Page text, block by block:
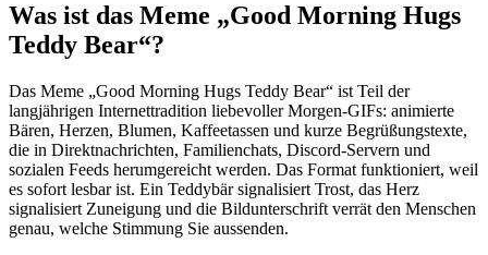
Was ist das Meme „Good Morning Hugs
Teddy Bear“?
Das Meme „Good Morning Hugs Teddy Bear“ ist Teil der
langjährigen Internettradition liebevoller Morgen-GIFs: animierte
Bären, Herzen, Blumen, Kaffeetassen und kurze Begrüßungstexte,
die in Direktnachrichten, Familienchats, Discord-Servern und
sozialen Feeds herumgereicht werden. Das Format funktioniert, weil
es sofort lesbar ist. Ein Teddybär signalisiert Trost, das Herz
signalisiert Zuneigung und die Bildunterschrift verrät den Menschen
genau, welche Stimmung Sie aussenden.